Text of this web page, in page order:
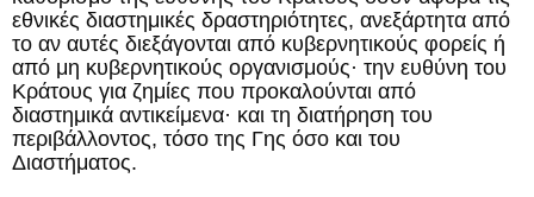
εθνικές διαστημικές δραστηριότητες, ανεξάρτητα από
το αν αυτές διεξάγονται από κυβερνητικούς φορείς ή
από μη κυβερνητικούς οργανισμούς· την ευθύνη του
Κράτους για ζημίες που προκαλούνται από
διαστημικά αντικείμενα· και τη διατήρηση του
περιβάλλοντος, τόσο της Γης όσο και του
Διαστήματος.